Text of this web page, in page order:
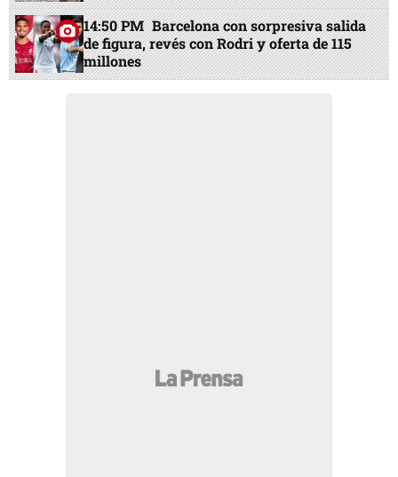
14:50 PM Barcelona con sorpresiva salida
de figura, revés con Rodri y oferta de 115
millones